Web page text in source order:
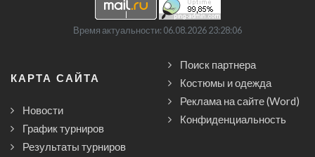
Время актуальности: 06.08.2026 23:28:06
КАРТА САЙТА
Новости
График турниров
Результаты турниров
Поиск партнера
Костюмы и одежда
Реклама на сайте (Word)
Конфиденциальность